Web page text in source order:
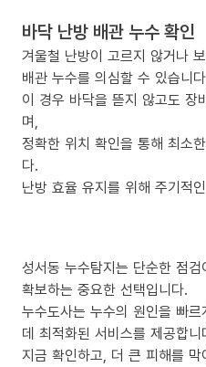
바닥 난방 배관 누수 확인
겨울철 난방이 고르지 않거나
배관 누수를 의심할 수 있습니
이 경우 바닥을 뜯지 않고도 장
며,
정확한 위치 확인을 통해 최소
다.
난방 효율 유지를 위해 주기적
성서동 누수탐지는 단순한 점
확보하는 중요한 선택입니다.
누수도사는 누수의 원인을 빠
데 최적화된 서비스를 제공합니
지금 확인하고, 더 큰 피해를 막